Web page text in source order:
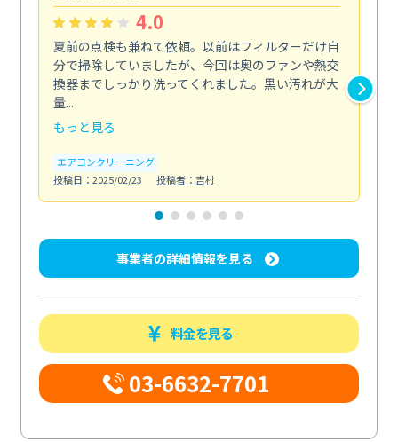
4.0
夏前の点検も兼ねて依頼。以前はフィルターだけ自
分で掃除していましたが、今回は奥のファンや熱交
換器までしっかり洗ってくれました。黒い汚れが大
量...
もっと見る
エアコンクリーニング
投稿日：2025/02/23
投稿者：吉村
事業者の詳細情報を見る
料金を見る
03-6632-7701